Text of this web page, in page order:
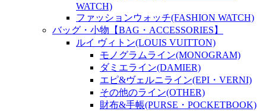
WATCH)
ファッションウォッチ(FASHION WATCH)
バッグ・小物【BAG・ACCESSORIES】
ルイ ヴィトン(LOUIS VUITTON)
モノグラムライン(MONOGRAM)
ダミエライン(DAMIER)
エピ&ヴェルニライン(EPI・VERNI)
その他のライン(OTHER)
財布&手帳(PURSE・POCKETBOOK)